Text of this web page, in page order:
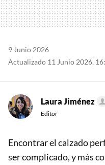
9 Junio 2026
Actualizado 11 Junio 2026,
Laura Jiménez
Editor
Encontrar el calzado
ser complicado, y más